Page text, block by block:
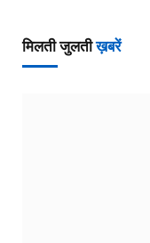
मिलती जुलतीख़बरें